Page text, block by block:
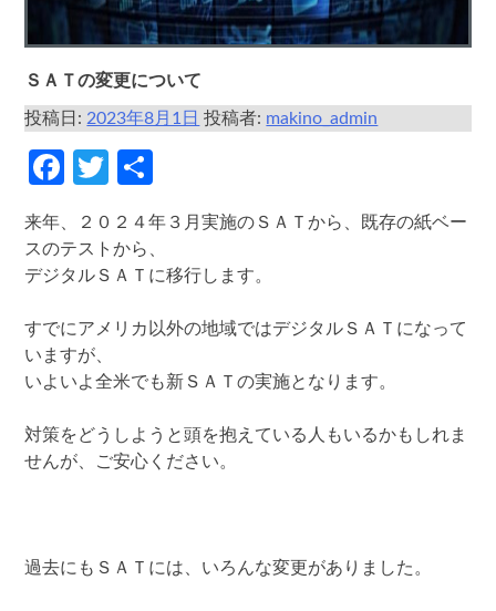
ＳＡＴの変更について
投稿日:2023年8月1日 投稿者: makino_admin
Facebook
Twitter
来年、２０２４年３月実施のＳＡＴから、既存の紙ベー
スのテストから、
デジタルＳＡＴに移行します。
すでにアメリカ以外の地域ではデジタルＳＡＴになって
いますが、
いよいよ全米でも新ＳＡＴの実施となります。
対策をどうしようと頭を抱えている人もいるかもしれま
せんが、ご安心ください。
過去にもＳＡＴには、いろんな変更がありました。